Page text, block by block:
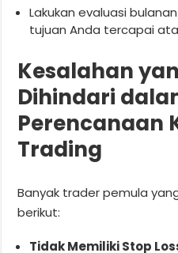
Lakukan evaluasi
tujuan Anda tercapai
Kesalahan
Dihindari
Perencanaan
Trading
Banyak trader pemula
berikut:
Tidak Memiliki Stop